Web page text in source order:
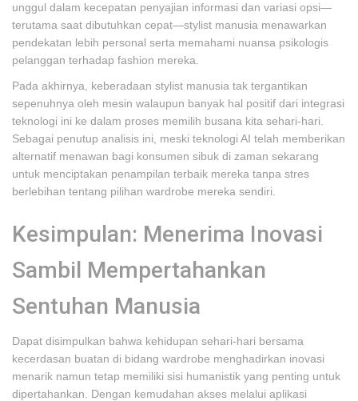
unggul dalam kecepatan penyajian informasi dan variasi opsi—
terutama saat dibutuhkan cepat—stylist manusia menawarkan
pendekatan lebih personal serta memahami nuansa psikologis
pelanggan terhadap fashion mereka.
Pada akhirnya, keberadaan stylist manusia tak tergantikan
sepenuhnya oleh mesin walaupun banyak hal positif dari integrasi
teknologi ini ke dalam proses memilih busana kita sehari-hari.
Sebagai penutup analisis ini, meski teknologi AI telah memberikan
alternatif menawan bagi konsumen sibuk di zaman sekarang
untuk menciptakan penampilan terbaik mereka tanpa stres
berlebihan tentang pilihan wardrobe mereka sendiri.
Kesimpulan: Menerima Inovasi
Sambil Mempertahankan
Sentuhan Manusia
Dapat disimpulkan bahwa kehidupan sehari-hari bersama
kecerdasan buatan di bidang wardrobe menghadirkan inovasi
menarik namun tetap memiliki sisi humanistik yang penting untuk
dipertahankan. Dengan kemudahan akses melalui aplikasi